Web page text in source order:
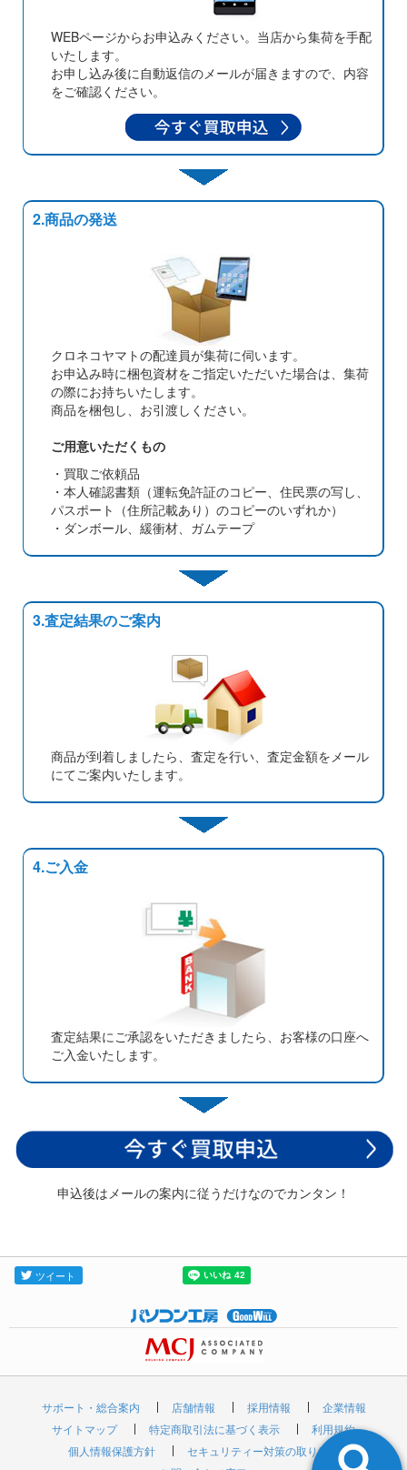
WEBページからお申込みください。当店から集荷を手配
いたします。
お申し込み後に自動返信のメールが届きますので、内容
をご確認ください。
2.商品の発送
クロネコヤマトの配達員が集荷に伺います。
お申込み時に梱包資材をご指定いただいた場合は、集荷
の際にお持ちいたします。
商品を梱包し、お引渡しください。
ご用意いただくもの
・買取ご依頼品
・本人確認書類（運転免許証のコピー、住民票の写し、
パスポート（住所記載あり）のコピーのいずれか）
・ダンボール、緩衝材、ガムテープ
3.査定結果のご案内
商品が到着しましたら、査定を行い、査定金額をメール
にてご案内いたします。
4.ご入金
査定結果にご承認をいただきましたら、お客様の口座へ
ご入金いたします。
申込後はメールの案内に従うだけなのでカンタン！
サポート・総合案内 店舗情報 採用情報
企業情報
サイトマップ
特定商取引法に基づく表示
利用規約
個人情報保護方針
セキュリティー対策の取り組み